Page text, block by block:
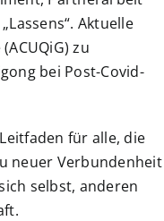
Aktuelle
zu
bei Post-Covid-
für alle, die
neuer Verbundenheit
selbst, anderen